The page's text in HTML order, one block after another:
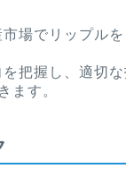
市場でリップル
把握し、適切
ます。